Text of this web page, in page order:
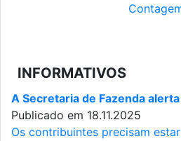
INFORMATIVOS
A Secretaria de Fazenda
Publicado em 18.11.2025
Os contribuintes precisam